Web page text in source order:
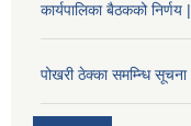
कार्यपालिका बैठकको निर्णय |
पोखरी ठेक्का समम्न्धि सूचना